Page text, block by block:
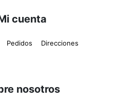
cuenta
Pedidos Direcciones
nosotros